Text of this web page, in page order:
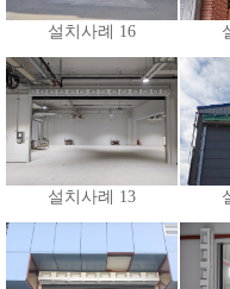
설치사례 16
설치사례 13